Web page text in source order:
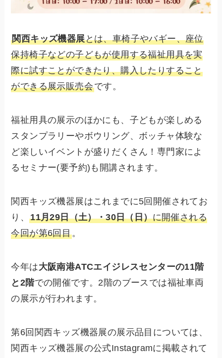
関西キッズ機器展とは、車椅子やバギー、座位
保持椅子などの子どもが使用する福祉用具を実
際に試すことができたり、購入したりすること
ができる展示販売会です。
福祉用具の展示のほかにも、子どもが楽しめる
スタンプラリーやボウリング、ボッチャ体験な
ど楽しいイベントが盛りだくさん！専門家によ
るセミナー(要予約)も開講されます。
関西キッズ機器展はこれまでに5回開催されてお
り、11月29日（土）・30日（日）に開催される
今回が第6回目。
今年は大阪南港ATCエイジレスセンターの11階
と2階での開催です。2階のブースでは福祉車両
の展示が行われます。
第6回関西キッズ機器展の展示品目については、
関西キッズ機器展の公式Instagramに掲載されて